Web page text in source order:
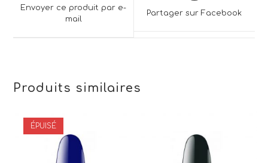
new
Envoyer ce produit par e-
mail
Partager sur Facebook
Produits similaires
ÉPUISÉ